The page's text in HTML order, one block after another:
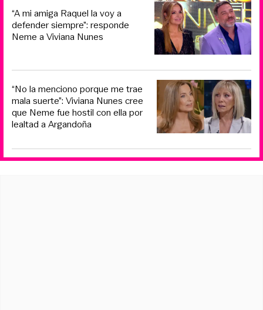
“A mi amiga Raquel la voy a
defender siempre”: responde
Neme a Viviana Nunes
“No la menciono porque me trae
mala suerte”: Viviana Nunes cree
que Neme fue hostil con ella por
lealtad a Argandoña